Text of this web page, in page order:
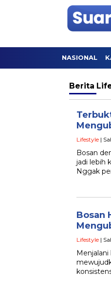
NASIONAL
Berita
Lifestyle |
Bosan
jadi lebih
Nggak
Bosan
Lifestyle |